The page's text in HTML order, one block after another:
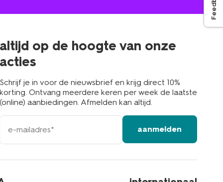
altijd op de hoogte van onze
acties
Schrijf je in voor de nieuwsbrief en krijg direct 10%
korting. Ontvang meerdere keren per week de laatste
(online) aanbiedingen. Afmelden kan altijd.
e-
mailadres
aanmelden